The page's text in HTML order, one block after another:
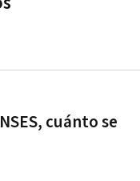
cuánto se